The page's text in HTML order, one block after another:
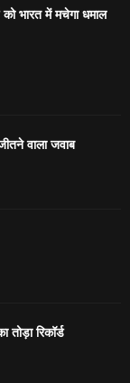
भारत में मचेगा धमाल
वाला जवाब
तोड़ा रिकॉर्ड